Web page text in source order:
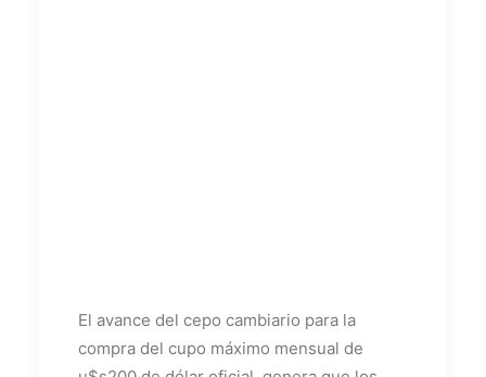
El avance del cepo cambiario para la
compra del cupo máximo mensual de